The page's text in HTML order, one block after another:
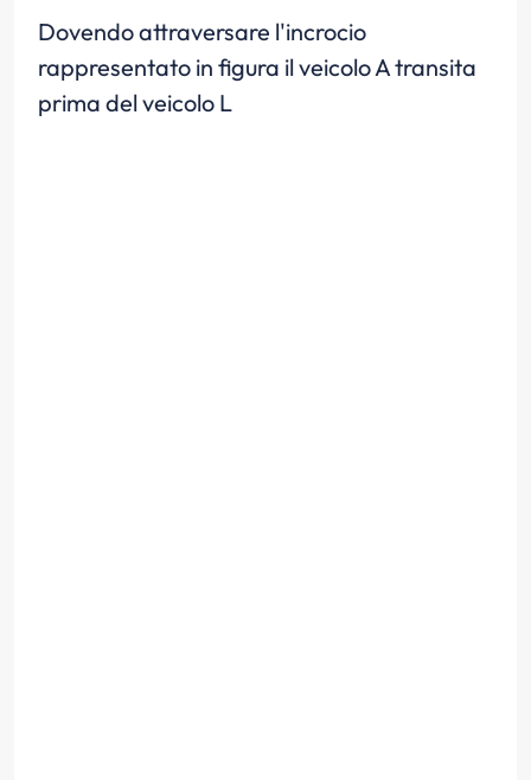
Dovendo attraversare l'incrocio
rappresentato in figura il veicolo A transita
prima del veicolo L